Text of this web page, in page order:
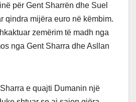
për Gent Sharrën dhe Suel
qindra mijëra euro në këmbim.
zemërim të madh nga
nga Gent Sharra dhe Asllan
e quajti Dumanin një